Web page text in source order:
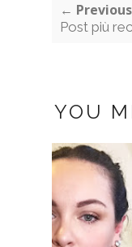
←
Post più
YOU